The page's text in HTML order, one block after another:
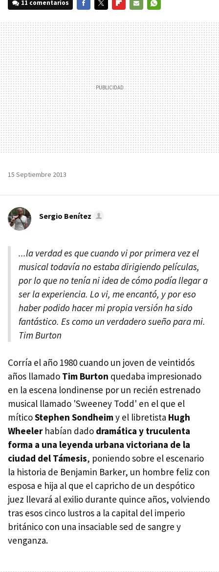
11 comentarios
MAIL
15 Septiembre 2013
Sergio Benítez
...la verdad es que cuando vi por primera vez el
musical todavía no estaba dirigiendo películas,
por lo que no tenía ni idea de cómo podía llegar a
ser la experiencia. Lo vi, me encantó, y por eso
haber podido hacer mi propia versión ha sido
fantástico. Es como un verdadero sueño para mi.
Tim Burton
Corría el año 1980 cuando un joven de veintidós
años llamado Tim Burton quedaba impresionado
en la escena londinense por un recién estrenado
musical llamado 'Sweeney Todd' en el que el
míticoStephen Sondheimy el libretista Hugh
Wheelerhabían dado dramática y truculenta
forma a una leyenda urbana victoriana de la
ciudad del Támesis, poniendo sobre el escenario
la historia de Benjamin Barker, un hombre feliz con
esposa e hija al que el capricho de un despótico
juez llevará al exilio durante quince años, volviendo
tras esos cinco lustros a la capital del imperio
británico con una insaciable sed de sangre y
venganza.